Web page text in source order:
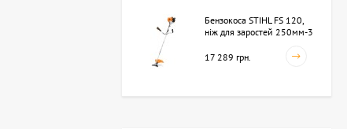
Бензокоса STIHL FS 120,
ніж для заростей 250мм-3
17 289 грн.